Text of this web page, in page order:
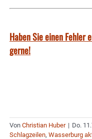
Haben Sie einen Fehler
gerne!
Von Christian Huber | Do.
Schlagzeilen, Wasserburg